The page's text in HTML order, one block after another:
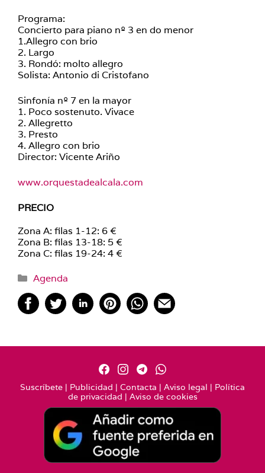
Programa:
Concierto para piano nº 3 en do menor
1.Allegro con brio
2. Largo
3. Rondó: molto allegro
Solista: Antonio di Cristofano
Sinfonía nº 7 en la mayor
1. Poco sostenuto. Vivace
2. Allegretto
3. Presto
4. Allegro con brio
Director: Vicente Ariño
www.orquestadealcala.com
PRECIO
Zona A: filas 1-12: 6 €
Zona B: filas 13-18: 5 €
Zona C: filas 19-24: 4 €
Categorías
Agenda
Suscríbete | Publicidad | Contacta | Aviso legal | Política
de privacidad | Aviso de cookies